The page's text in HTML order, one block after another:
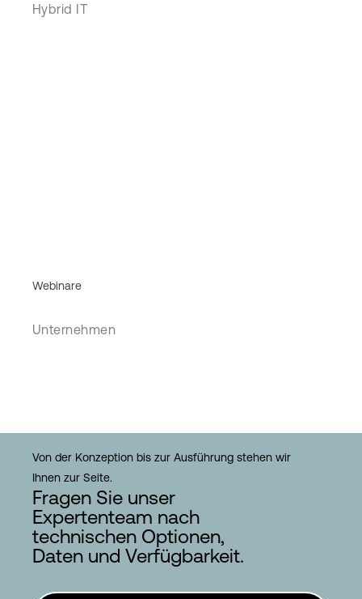
Hybrid IT
Webinare
Unternehmen
Von der Konzeption bis zur Ausführung stehen wir
Ihnen zur Seite.
Fragen Sie unser
Expertenteam nach
technischen Optionen,
Daten und Verfügbarkeit.